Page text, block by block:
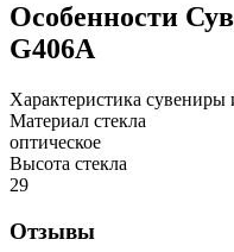
Особенности
G406A
Характеристика сувениры
Материал стекла
оптическое
Высота стекла
29
Отзывы